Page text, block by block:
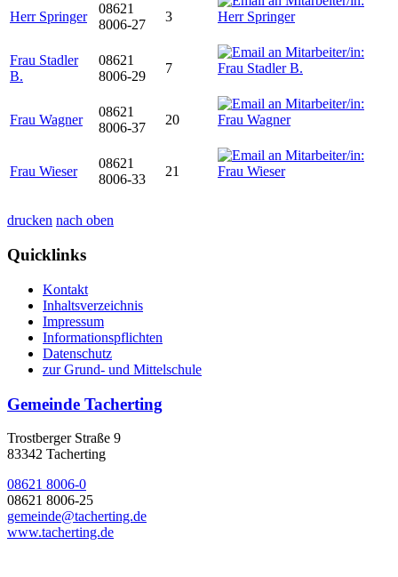
Herr Springer
08621
8006-27
3
Frau Stadler
B.
08621
8006-29
7
Frau Wagner
08621
8006-37
20
Frau Wieser
08621
8006-33
21
drucken nach oben
Quicklinks
Kontakt
Inhaltsverzeichnis
Impressum
Informationspflichten
Datenschutz
zur Grund- und Mittelschule
Gemeinde Tacherting
Trostberger Straße 9
83342 Tacherting
08621 8006-0
08621 8006-25
gemeinde@tacherting.de
www.tacherting.de